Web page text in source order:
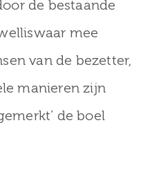
de bestaande
mee
van de bezetter,
manieren zijn
de boel